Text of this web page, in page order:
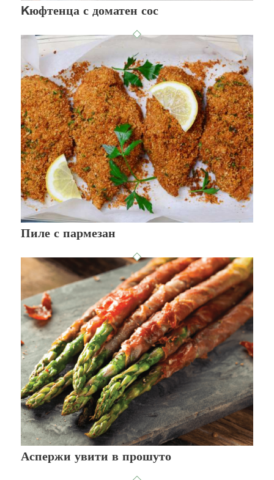
Kюфтенца с доматен сос
Пиле с пармезан
Аспержи увити в прошуто